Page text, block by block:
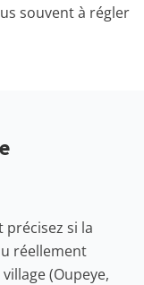
souvent à régler
précisez si la
réellement
(Oupeye,